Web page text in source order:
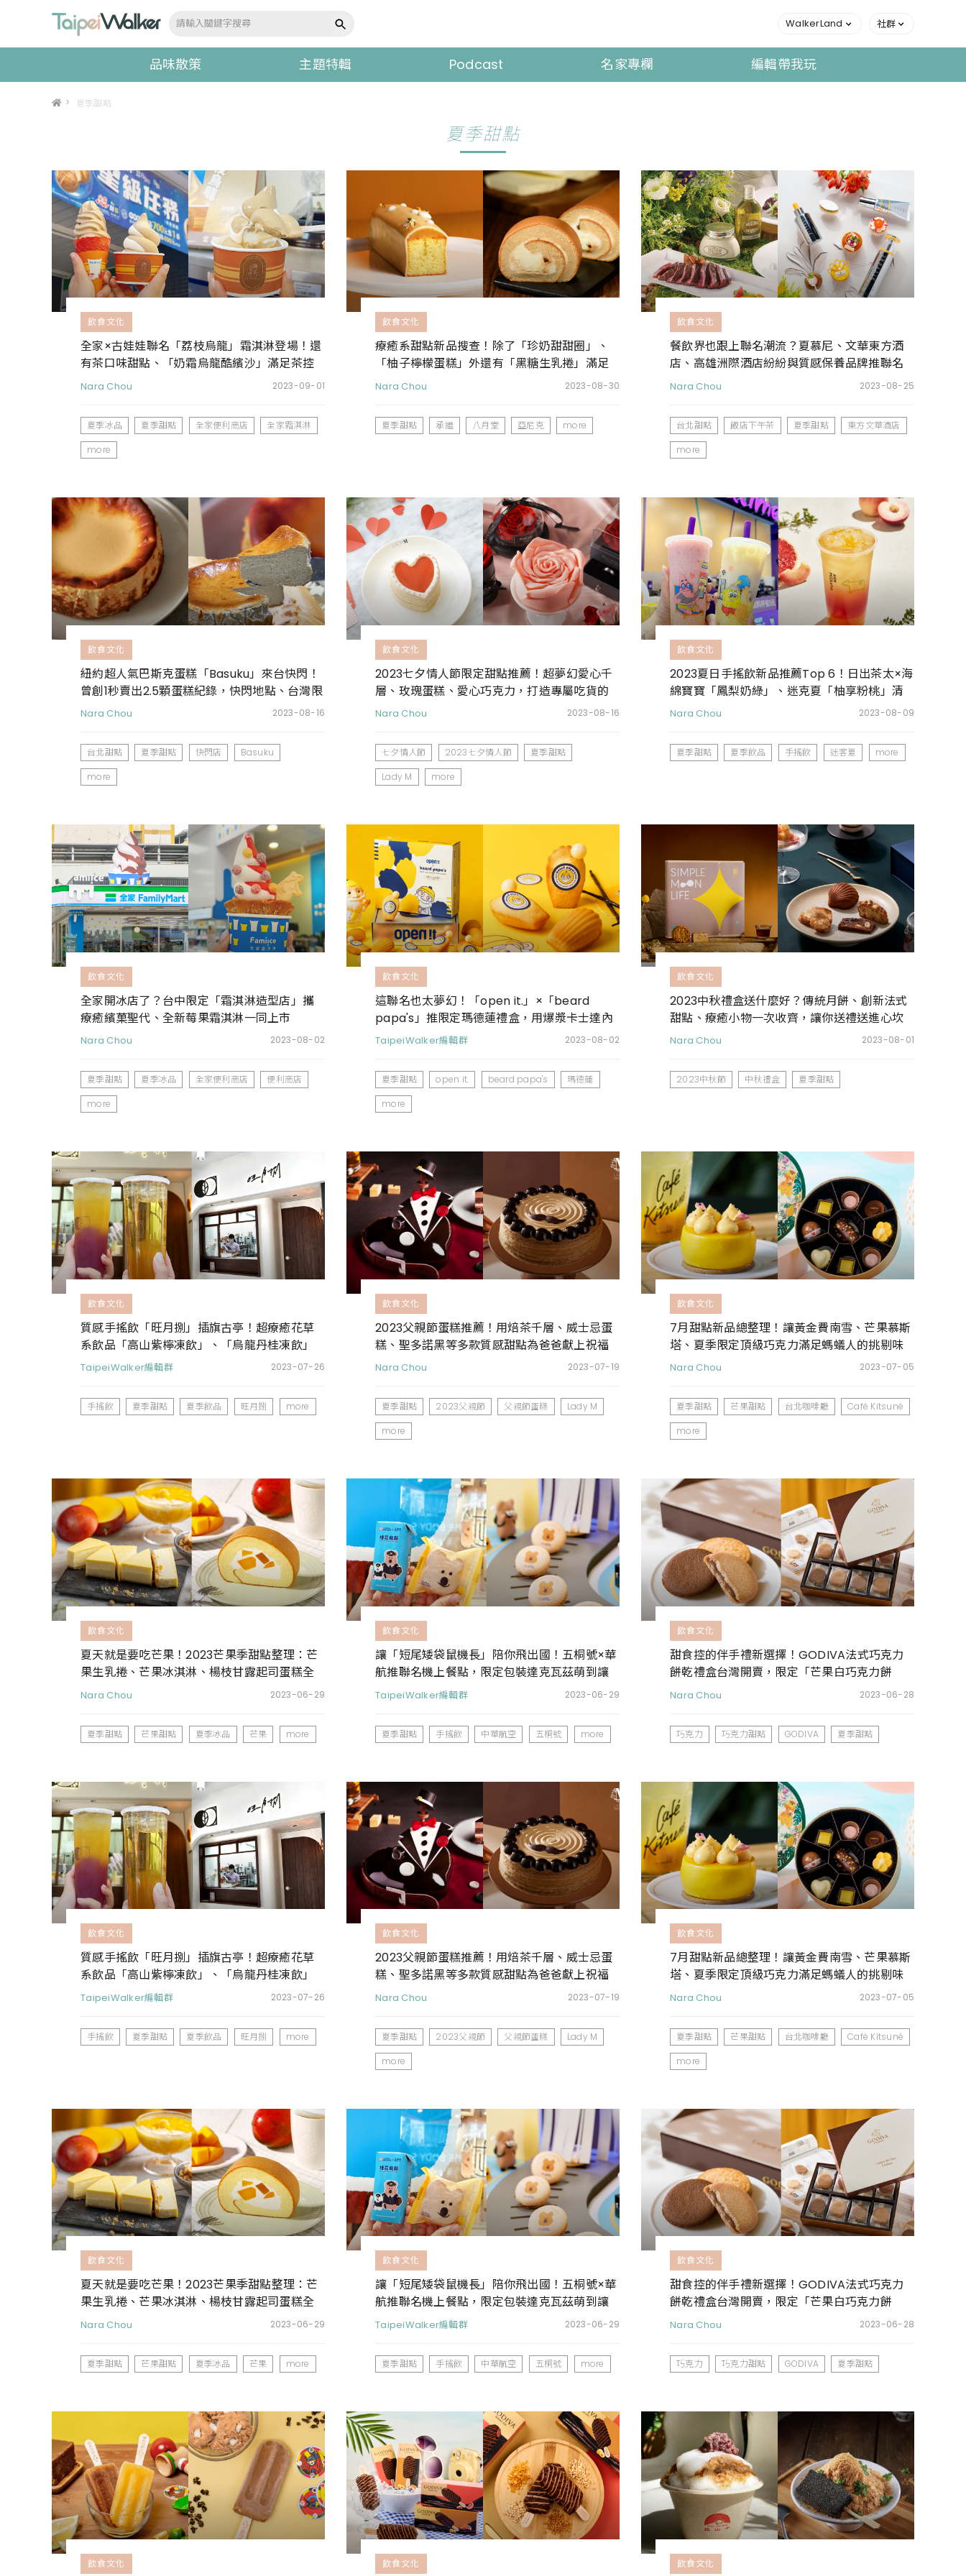
WalkerLand 社群
品味散策 主題特輯 Podcast 名家專欄 編輯帶我玩
> 夏季甜點
夏季甜點
飲食文化
全家×古娃娃聯名「荔枝烏龍」霜淇淋登場！還
有茶口味甜點、「奶霜烏龍酷繽沙」滿足茶控
的味蕾
Nara Chou 2023-09-01
夏季冰品 夏季甜點 全家便利商店
全家霜淇淋
more
飲食文化
療癒系甜點新品搜查！除了「珍奶甜甜圈」、
「柚子檸檬蛋糕」外還有「黑糖生乳捲」滿足
螞蟻味蕾
Nara Chou 2023-08-30
夏季甜點 承繼 八月堂 亞尼克 more
飲食文化
餐飲界也跟上聯名潮流？夏慕尼、文華東方酒
店、高雄洲際酒店紛紛與質感保養品牌推聯名
套餐
Nara Chou 2023-08-25
台北甜點 飯店下午茶 夏季甜點
東方文華酒店
more
飲食文化
紐約超人氣巴斯克蛋糕「Basuku」來台快閃！
曾創1秒賣出2.5顆蛋糕紀錄，快閃地點、台灣限
定口味一次看
Nara Chou 2023-08-16
台北甜點 夏季甜點 快閃店
Basuku
more
飲食文化
2023七夕情人節限定甜點推薦！超夢幻愛心千
層、玫瑰蛋糕、愛心巧克力，打造專屬吃貨的
儀式感
Nara Chou 2023-08-16
七夕情人節 2023七夕情人節
夏季甜點
Lady M
more
飲食文化
2023夏日手搖飲新品推薦Top 6！日出茶太×海
綿寶寶「鳳梨奶綠」、迷克夏「柚享粉桃」清
爽又消暑
Nara Chou 2023-08-09
夏季甜點 夏季飲品 手搖飲 迷客夏 more
飲食文化
全家開冰店了？台中限定「霜淇淋造型店」攜
療癒繽菓聖代、全新莓果霜淇淋一同上市
Nara Chou 2023-08-02
夏季甜點 夏季冰品 全家便利商店
便利商店
more
飲食文化
這聯名也太夢幻！「open it.」×「beard
papa's」推限定瑪德蓮禮盒，用爆漿卡士達內
餡療癒螞蟻人的胃
TaipeiWalker編輯群 2023-08-02
夏季甜點 open it. beard papa's
瑪德蓮
more
飲食文化
2023中秋禮盒送什麼好？傳統月餅、創新法式
甜點、療癒小物一次收齊，讓你送禮送進心坎
裡
Nara Chou 2023-08-01
2023中秋節 中秋禮盒 夏季甜點
飲食文化
質感手搖飲「旺月捌」插旗古亭！超療癒花草
系飲品「高山紫檸凍飲」、「烏龍丹桂凍飲」
同步上市
TaipeiWalker編輯群 2023-07-26
手搖飲 夏季甜點 夏季飲品 旺月捌 more
飲食文化
2023父親節蛋糕推薦！用焙茶千層、威士忌蛋
糕、聖多諾黑等多款質感甜點為爸爸獻上祝福
Nara Chou 2023-07-19
夏季甜點 2023父親節 父親節蛋糕
Lady M
more
飲食文化
7月甜點新品總整理！讓黃金費南雪、芒果慕斯
塔、夏季限定頂級巧克力滿足螞蟻人的挑剔味
蕾
Nara Chou 2023-07-05
夏季甜點 芒果甜點 台北咖啡廳
Café Kitsuné
more
飲食文化
夏天就是要吃芒果！2023芒果季甜點整理：芒
果生乳捲、芒果冰淇淋、楊枝甘露起司蛋糕全
都好誘人
Nara Chou 2023-06-29
夏季甜點 芒果甜點 夏季冰品 芒果 more
飲食文化
讓「短尾矮袋鼠機長」陪你飛出國！五桐號×華
航推聯名機上餐點，限定包裝達克瓦茲萌到讓
人捨不得吃
TaipeiWalker編輯群 2023-06-29
夏季甜點 手搖飲 中華航空 五桐號 more
飲食文化
甜食控的伴手禮新選擇！GODIVA法式巧克力
餅乾禮盒台灣開賣，限定「芒果白巧克力餅
乾」螞蟻人必吃
Nara Chou 2023-06-28
巧克力 巧克力甜點 GODIVA 夏季甜點
飲食文化
質感手搖飲「旺月捌」插旗古亭！超療癒花草
系飲品「高山紫檸凍飲」、「烏龍丹桂凍飲」
同步上市
TaipeiWalker編輯群 2023-07-26
手搖飲 夏季甜點 夏季飲品 旺月捌 more
飲食文化
2023父親節蛋糕推薦！用焙茶千層、威士忌蛋
糕、聖多諾黑等多款質感甜點為爸爸獻上祝福
Nara Chou 2023-07-19
夏季甜點 2023父親節 父親節蛋糕
Lady M
more
飲食文化
7月甜點新品總整理！讓黃金費南雪、芒果慕斯
塔、夏季限定頂級巧克力滿足螞蟻人的挑剔味
蕾
Nara Chou 2023-07-05
夏季甜點 芒果甜點 台北咖啡廳
Café Kitsuné
more
飲食文化
夏天就是要吃芒果！2023芒果季甜點整理：芒
果生乳捲、芒果冰淇淋、楊枝甘露起司蛋糕全
都好誘人
Nara Chou 2023-06-29
夏季甜點 芒果甜點 夏季冰品 芒果 more
飲食文化
讓「短尾矮袋鼠機長」陪你飛出國！五桐號×華
航推聯名機上餐點，限定包裝達克瓦茲萌到讓
人捨不得吃
TaipeiWalker編輯群 2023-06-29
夏季甜點 手搖飲 中華航空 五桐號 more
飲食文化
甜食控的伴手禮新選擇！GODIVA法式巧克力
餅乾禮盒台灣開賣，限定「芒果白巧克力餅
乾」螞蟻人必吃
Nara Chou 2023-06-28
巧克力 巧克力甜點 GODIVA 夏季甜點
飲食文化 飲食文化 飲食文化